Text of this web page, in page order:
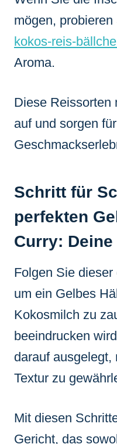
mögen,
kokos-reis-
Aroma.
Diese Reissorten
auf und sorgen
Schritt für
perfekten
Curry:
Folgen Sie
um ein Gelbes
Kokosmilch zu
beeindrucken
darauf ausgelegt,
Textur zu
Mit diesen
Gericht, das